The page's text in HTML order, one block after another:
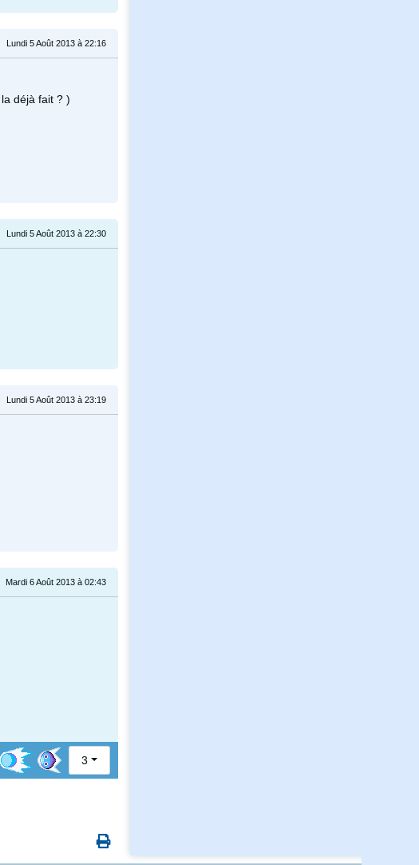
Lundi 5 Août 2013 à 22:16
déjà fait ? )
Lundi 5 Août 2013 à 22:30
Lundi 5 Août 2013 à 23:19
Mardi 6 Août 2013 à 02:43
3